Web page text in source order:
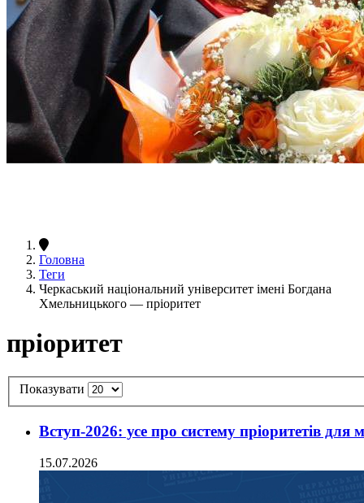
Головна
Теги
Черкаський національний університет імені Богдана
Хмельницького — пріоритет
пріоритет
Показувати
Вступ-2026: усе про систему пріоритетів для
15.07.2026